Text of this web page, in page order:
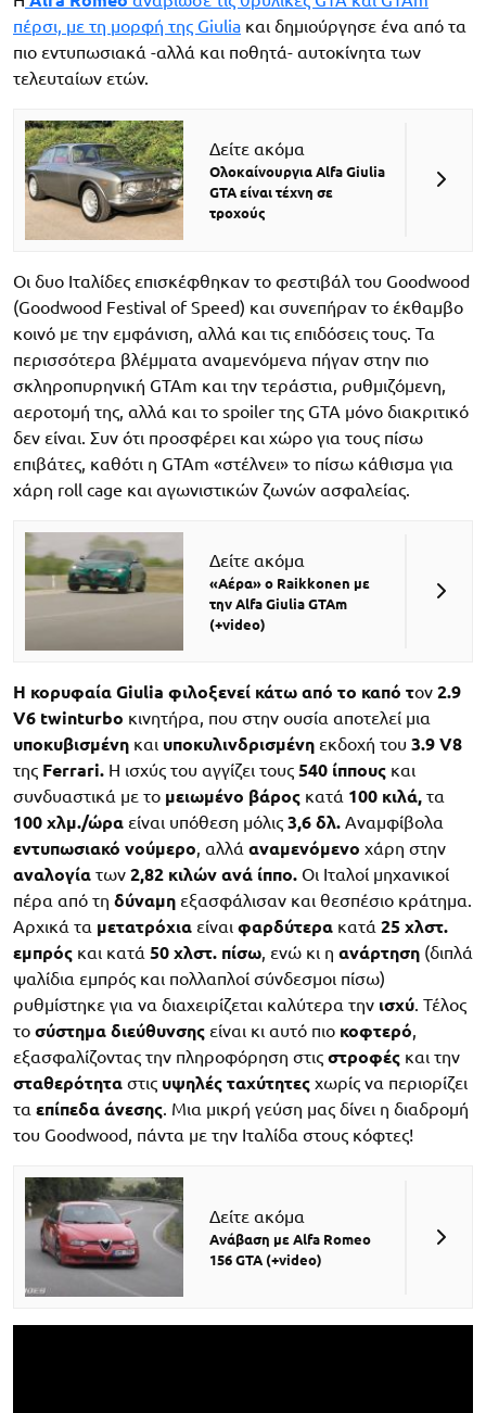
πέρσι, με τη μορφή της Giulia και δημιούργησε ένα από τα
πιο εντυπωσιακά -αλλά και ποθητά- αυτοκίνητα των
τελευταίων ετών.
Δείτε ακόμα
Ολοκαίνουργια Alfa Giulia
GTA είναι τέχνη σε
τροχούς
Οι δυο Ιταλίδες επισκέφθηκαν το φεστιβάλ του Goodwood
(Goodwood Festival of Speed) και συνεπήραν το έκθαμβο
κοινό με την εμφάνιση, αλλά και τις επιδόσεις τους. Τα
περισσότερα βλέμματα αναμενόμενα πήγαν στην πιο
σκληροπυρηνική GTAm και την τεράστια, ρυθμιζόμενη,
αεροτομή της, αλλά και το spoiler της GTA μόνο διακριτικό
δεν είναι. Συν ότι προσφέρει και χώρο για τους πίσω
επιβάτες, καθότι η GTAm «στέλνει» το πίσω κάθισμα για
χάρη roll cage και αγωνιστικών ζωνών ασφαλείας.
Δείτε ακόμα
«Αέρα» ο Raikkonen με
την Alfa Giulia GTAm
(+video)
Η κορυφαία Giulia φιλοξενεί κάτω από το καπό τον 2.9
V6 twinturbo κινητήρα, που στην ουσία αποτελεί μια
υποκυβισμένη και υποκυλινδρισμένη εκδοχή του 3.9 V8
της Ferrari. Η ισχύς του αγγίζει τους 540 ίππους και
συνδυαστικά με το μειωμένο βάρος κατά 100 κιλά, τα
100 χλμ./ώρα είναι υπόθεση μόλις 3,6 δλ. Αναμφίβολα
εντυπωσιακό νούμερο, αλλά αναμενόμενο χάρη στην
αναλογία των 2,82 κιλών ανά ίππο. Οι Ιταλοί μηχανικοί
πέρα από τη δύναμη εξασφάλισαν και θεσπέσιο κράτημα.
Αρχικά τα μετατρόχια είναι φαρδύτερα κατά 25 χλστ.
εμπρός και κατά 50 χλστ. πίσω, ενώ κι η ανάρτηση (διπλά
ψαλίδια εμπρός και πολλαπλοί σύνδεσμοι πίσω)
ρυθμίστηκε για να διαχειρίζεται καλύτερα την ισχύ. Τέλος
το σύστημα διεύθυνσης είναι κι αυτό πιο κοφτερό,
εξασφαλίζοντας την πληροφόρηση στις στροφές και την
σταθερότητα στις υψηλές ταχύτητες χωρίς να περιορίζει
τα επίπεδα άνεσης. Μια μικρή γεύση μας δίνει η διαδρομή
του Goodwood, πάντα με την Ιταλίδα στους κόφτες!
Δείτε ακόμα
Ανάβαση με Alfa Romeo
156 GTA (+video)